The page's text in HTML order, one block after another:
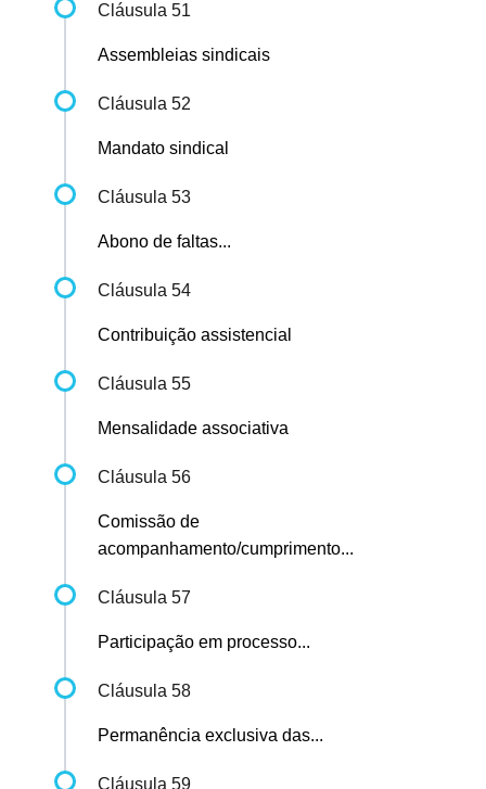
Cláusula 51
Assembleias sindicais
Cláusula 52
Mandato sindical
Cláusula 53
Abono de faltas...
Cláusula 54
Contribuição assistencial
Cláusula 55
Mensalidade associativa
Cláusula 56
Comissão de
acompanhamento/cumprimento...
Cláusula 57
Participação em processo...
Cláusula 58
Permanência exclusiva das...
Cláusula 59